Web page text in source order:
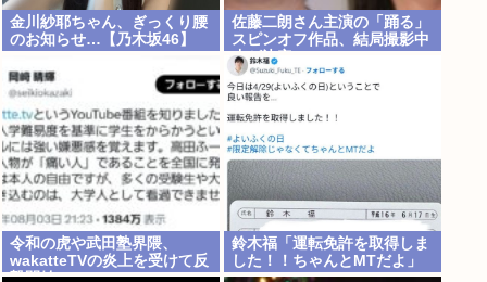
金川紗耶ちゃん、ぎっくり腰
のお知らせ…【乃木坂46】
佐藤二朗さん主演の「踊る」
スピンオフ作品、結局撮影中
止が決定www
令和の虎や武田塾界隈、
wakatteTVの炎上を受けて反
撃開始
鈴木福「運転免許を取得しま
した！！ちゃんとMTだよ」